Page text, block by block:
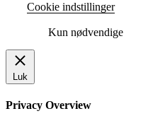
Cookie indstillinger
Kun nødvendige
Luk
Privacy Overview